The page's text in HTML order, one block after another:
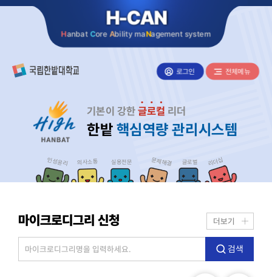
H-CAN
HanbatCoreAbility maNagement system
로그인 전체메뉴
기본이 강한글로컬 리더
한밭 핵심역량 관리시스템
인성윤리 의사소통 실용전문 문제해결 글로벌 리더십
마이크로디그리 신청
검색
더보기